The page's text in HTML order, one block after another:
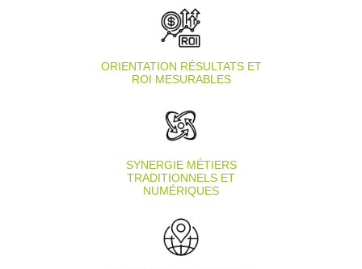
ORIENTATION RÉSULTATS ET
ROI MESURABLES
SYNERGIE MÉTIERS
TRADITIONNELS ET
NUMÉRIQUES